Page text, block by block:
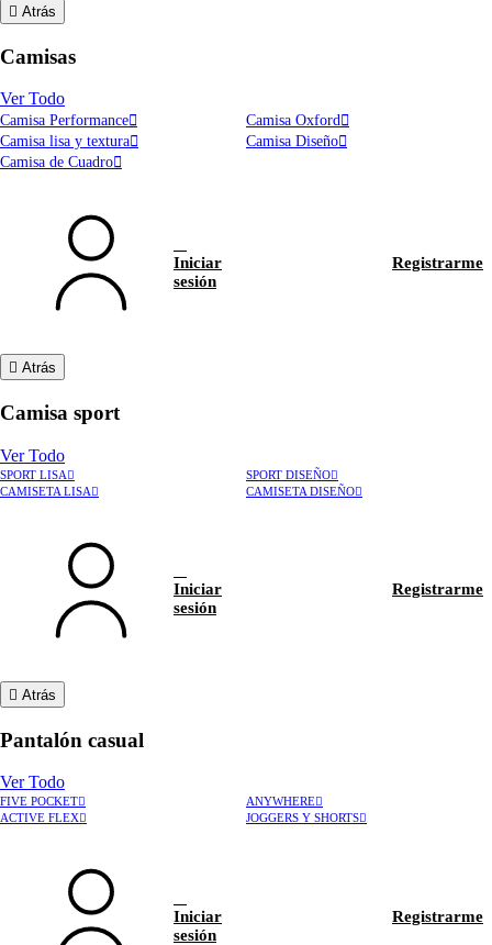
Atrás
Camisas
Ver Todo
Camisa Performance
Camisa Oxford
Camisa lisa y textura
Camisa Diseño
Camisa de Cuadro
Iniciar
sesión
Registrarme
Atrás
Camisa sport
Ver Todo
SPORT LISA
SPORT DISEÑO
CAMISETA LISA
CAMISETA DISEÑO
Iniciar
sesión
Registrarme
Atrás
Pantalón casual
Ver Todo
FIVE POCKET
ANYWHERE
ACTIVE FLEX
JOGGERS Y SHORTS
Iniciar
sesión
Registrarme